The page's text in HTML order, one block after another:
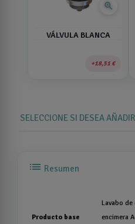
zoom_in
VÁLVULA BLANCA
18,51 €
SELECCIONE SI DESEA
list Resumen
Producto base
Lavabo de
encimera